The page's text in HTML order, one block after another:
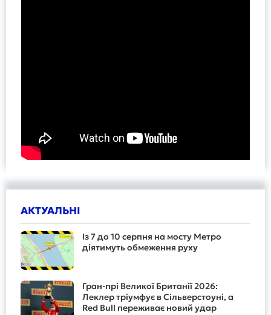
АКТУАЛЬНІ
Із 7 до 10 серпня на мосту Метро
діятимуть обмеження руху
Гран-прі Великої Британії 2026:
Леклер тріумфує в Сільверстоуні, а
Red Bull переживає новий удар